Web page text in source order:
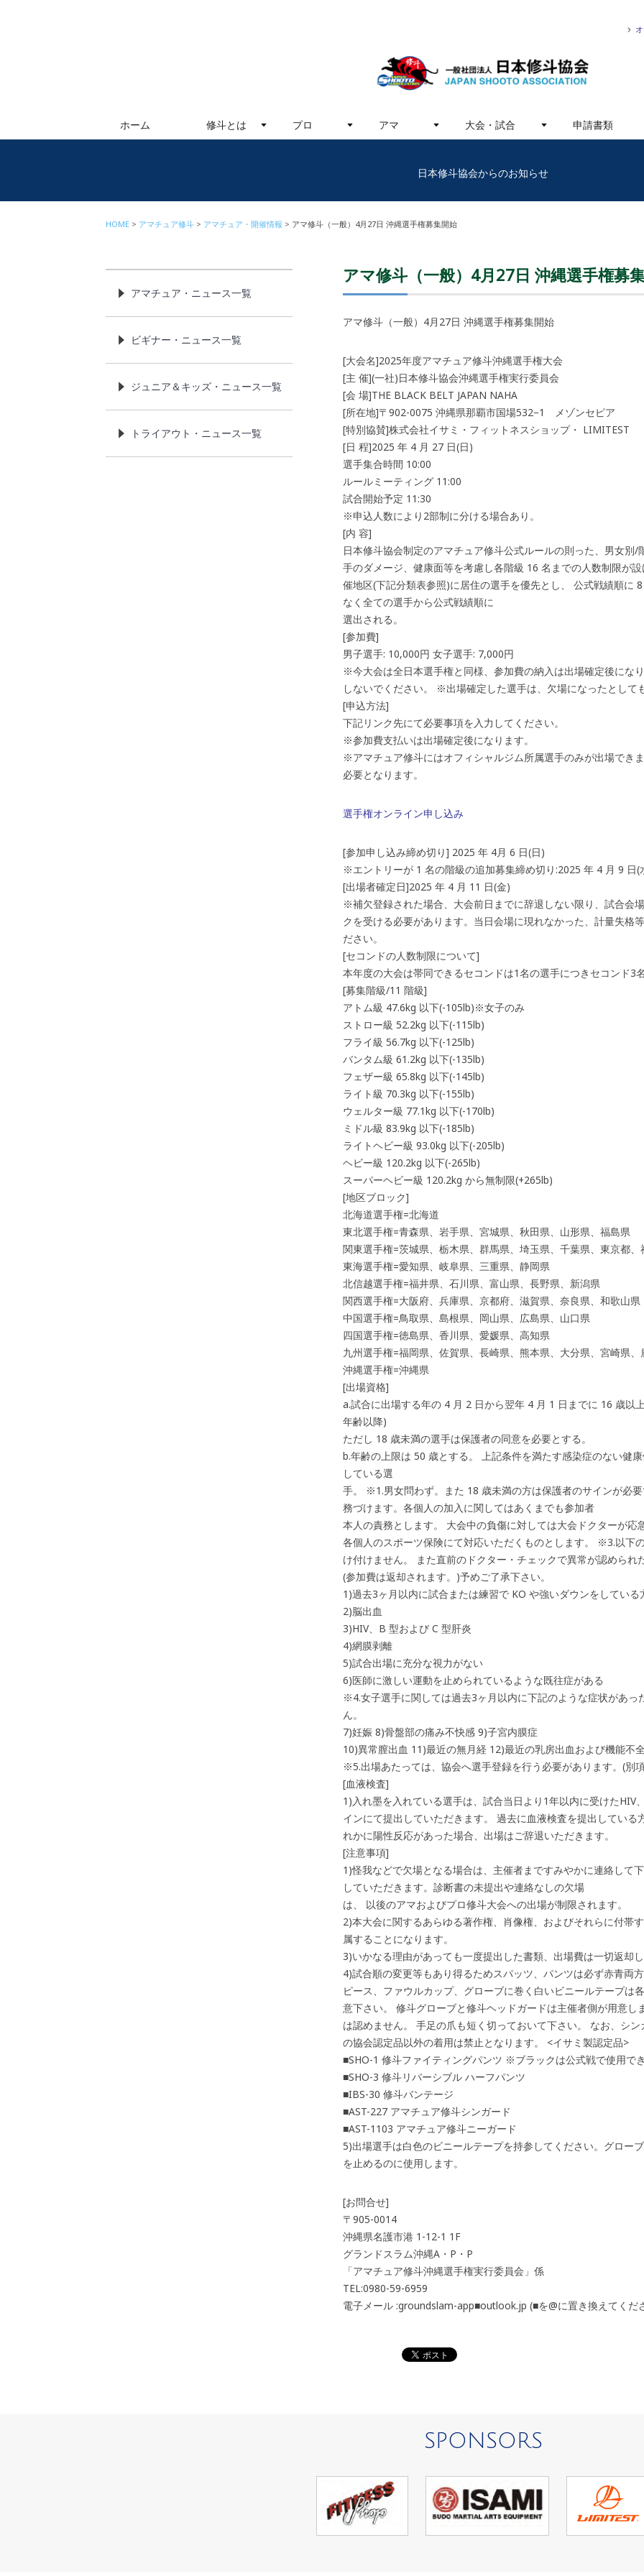
ホーム 修斗とは プロ アマ 大会・試合 申請書類
日本修斗協会からのお知らせ
HOME アマチュア修斗 アマチュア・開催情報 アマ修斗（一般）4月27日 沖縄選手権募集開始
アマ修斗（一般）4月27日 沖縄選手権募
アマ修斗（一般）4月27日 沖縄選手権募集開始
[大会名]2025年度アマチュア修斗沖縄選手権大会
[主 催](一社)日本修斗協会沖縄選手権実行委員会
[会 場]THE BLACK BELT JAPAN NAHA
[所在地]〒902-0075 沖縄県那覇市国場532−1 メゾンセピア
[特別協賛]株式会社イサミ・フィットネスショップ・ LIMITEST
[日 程]2025 年 4 月 27 日(日)
選手集合時間 10:00
ルールミーティング 11:00
試合開始予定 11:30
※申込人数により2部制に分ける場合あり。
[内 容]
日本修斗協会制定のアマチュア修斗公式ルールの則った、男女別/
手のダメージ、健康面等を考慮し各階級 16 名までの人数制限が
催地区(下記分類表参照)に居住の選手を優先とし、 公式戦績順に
なく全ての選手から公式戦績順に
選出される。
[参加費]
男子選手: 10,000円 女子選手: 7,000円
※今大会は全日本選手権と同様、参加費の納入は出場確定後にな
しないでください。 ※出場確定した選手は、欠場になったとして
[申込方法]
下記リンク先にて必要事項を入力してください。
※参加費支払いは出場確定後になります。
※アマチュア修斗にはオフィシャルジム所属選手のみが出場でき
必要となります。
選手権オンライン申し込み
[参加申し込み締め切り] 2025 年 4月 6 日(日)
※エントリーが 1 名の階級の追加募集締め切り:2025 年 4 月 9 日(
[出場者確定日]2025 年 4 月 11 日(金)
※補欠登録された場合、大会前日までに辞退しない限り、試合会
クを受ける必要があります。当日会場に現れなかった、計量失格
ださい。
[セコンドの人数制限について]
本年度の大会は帯同できるセコンドは1名の選手につきセコンド3
[募集階級/11 階級]
アトム級 47.6kg 以下(-105lb)※女子のみ
ストロー級 52.2kg 以下(-115lb)
フライ級 56.7kg 以下(-125lb)
バンタム級 61.2kg 以下(-135lb)
フェザー級 65.8kg 以下(-145lb)
ライト級 70.3kg 以下(-155lb)
ウェルター級 77.1kg 以下(-170lb)
ミドル級 83.9kg 以下(-185lb)
ライトヘビー級 93.0kg 以下(-205lb)
ヘビー級 120.2kg 以下(-265lb)
スーパーヘビー級 120.2kg から無制限(+265lb)
[地区ブロック]
北海道選手権=北海道
東北選手権=青森県、岩手県、宮城県、秋田県、山形県、福島県
関東選手権=茨城県、栃木県、群馬県、埼玉県、千葉県、東京都
東海選手権=愛知県、岐阜県、三重県、静岡県
北信越選手権=福井県、石川県、富山県、長野県、新潟県
関西選手権=大阪府、兵庫県、京都府、滋賀県、奈良県、和歌山県
中国選手権=鳥取県、島根県、岡山県、広島県、山口県
四国選手権=徳島県、香川県、愛媛県、高知県
九州選手権=福岡県、佐賀県、長崎県、熊本県、大分県、宮崎県、
沖縄選手権=沖縄県
[出場資格]
a.試合に出場する年の 4 月 2 日から翌年 4 月 1 日までに 16 歳以
年齢以降)
ただし 18 歳未満の選手は保護者の同意を必要とする。
b.年齢の上限は 50 歳とする。 上記条件を満たす感染症のない健
している選
手。 ※1.男女問わず。また 18 歳未満の方は保護者のサインが必
務づけます。各個人の加入に関してはあくまでも参加者
本人の責務とします。 大会中の負傷に対しては大会ドクターが
各個人のスポーツ保険にて対応いただくものとします。 ※3.以下
け付けません。 また直前のドクター・チェックで異常が認められ
(参加費は返却されます。)予めご了承下さい。
1)過去3ヶ月以内に試合または練習で KO や強いダウンをしている
2)脳出血
3)HIV、B 型および C 型肝炎
4)網膜剥離
5)試合出場に充分な視力がない
6)医師に激しい運動を止められているような既往症がある
※4.女子選手に関しては過去3ヶ月以内に下記のような症状があっ
ん。
7)妊娠 8)骨盤部の痛み不快感 9)子宮内膜症
10)異常膣出血 11)最近の無月経 12)最近の乳房出血および機能不全
※5.出場あたっては、協会へ選手登録を行う必要があります。(別
[血液検査]
1)入れ墨を入れている選手は、試合当日より1年以内に受けたHIV
インにて提出していただきます。 過去に血液検査を提出してい
れかに陽性反応があった場合、出場はご辞退いただきます。
[注意事項]
1)怪我などで欠場となる場合は、主催者まですみやかに連絡して
していただきます。診断書の未提出や連絡なしの欠場
は、 以後のアマおよびプロ修斗大会への出場が制限されます。
2)本大会に関するあらゆる著作権、肖像権、およびそれらに付帯
属することになります。
3)いかなる理由があっても一度提出した書類、出場費は一切返却し
4)試合順の変更等もあり得るためスパッツ、パンツは必ず赤青両
ピース、ファウルカップ、グローブに巻く白いビニールテープは
意下さい。 修斗グローブと修斗ヘッドガードは主催者側が用意
は認めません。 手足の爪も短く切っておいて下さい。 なお、シ
の協会認定品以外の着用は禁止となります。 <イサミ製認定品>
■SHO-1 修斗ファイティングパンツ ※ブラックは公式戦で使用で
■SHO-3 修斗リバーシブル ハーフパンツ
■IBS-30 修斗バンテージ
■AST-227 アマチュア修斗シンガード
■AST-1103 アマチュア修斗ニーガード
5)出場選手は白色のビニールテープを持参してください。グロー
を止めるのに使用します。
[お問合せ]
〒905-0014
沖縄県名護市港 1-12-1 1F
グランドスラム沖縄A・P・P
「アマチュア修斗沖縄選手権実行委員会」係
TEL:0980-59-6959
電子メール :groundslam-app■outlook.jp (■を@に置き換えてくだ
アマチュア・ニュース一覧
ビギナー・ニュース一覧
ジュニア＆キッズ・ニュース一覧
トライアウト・ニュース一覧
SPONSORS